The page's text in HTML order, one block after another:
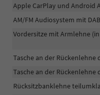
Apple CarPlay und Android
AM/FM Audiosystem mit DAB
Vordersitze mit Armlehne
Tasche an der Rückenlehne
Tasche an der Rückenlehne
Rücksitzbanklehne